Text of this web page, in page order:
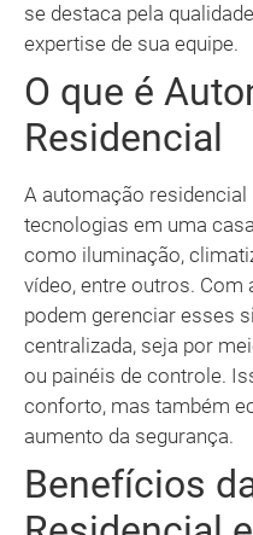
se destaca pela
expertise de sua equipe.
O que é
Residencial
A automação
tecnologias em uma
como iluminação,
vídeo, entre outros.
podem gerenciar esses
centralizada, seja por
ou painéis de controle.
conforto, mas também
aumento da segurança.
Benefícios